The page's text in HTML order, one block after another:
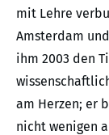
mit Lehre
Amsterdam
ihm 2003 den
am Herzen; er
nicht wenigen